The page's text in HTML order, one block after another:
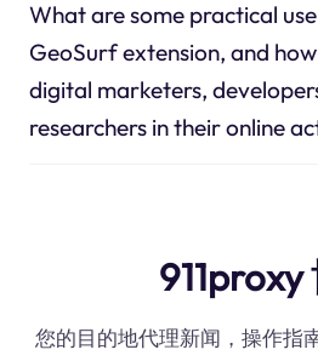
What are some practical
GeoSurf extension, and
digital marketers,
researchers in their online
911proxy
您的目的地代理新闻，操作指